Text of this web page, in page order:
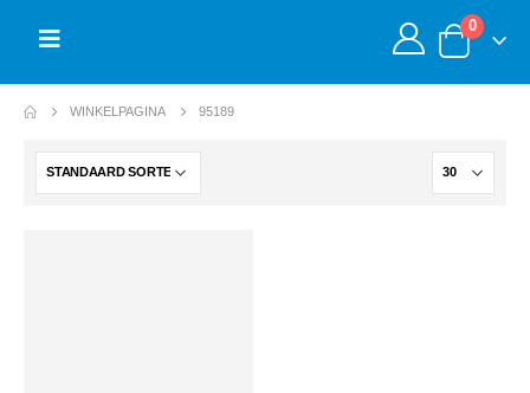
0
WINKELPAGINA 95189